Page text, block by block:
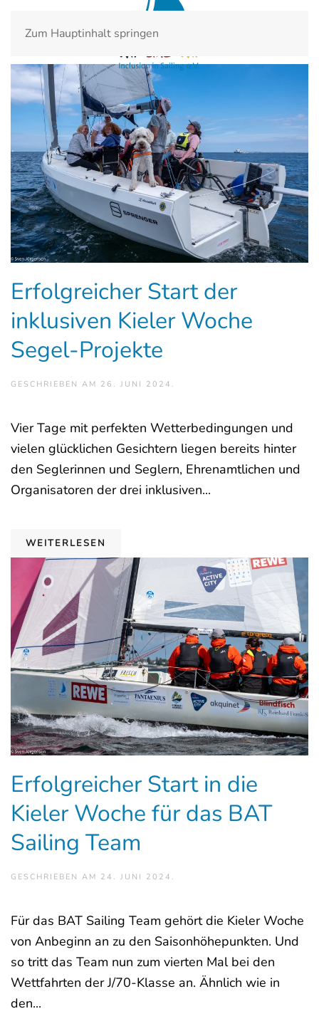
Zum Hauptinhalt springen
Erfolgreicher Start der
inklusiven Kieler Woche
Segel-Projekte
GESCHRIEBEN AM 26. JUNI 2024 .
Vier Tage mit perfekten Wetterbedingungen und
vielen glücklichen Gesichtern liegen bereits hinter
den Seglerinnen und Seglern, Ehrenamtlichen und
Organisatoren der drei inklusiven...
WEITERLESEN
Erfolgreicher Start in die
Kieler Woche für das BAT
Sailing Team
GESCHRIEBEN AM 24. JUNI 2024 .
Für das BAT Sailing Team gehört die Kieler Woche
von Anbeginn an zu den Saisonhöhepunkten. Und
so tritt das Team nun zum vierten Mal bei den
Wettfahrten der J/70-Klasse an. Ähnlich wie in
den...